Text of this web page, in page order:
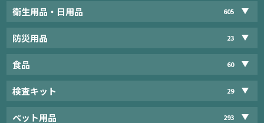
衛生用品・日用品 605
防災用品 23
食品 60
検査キット 29
ペット用品 293